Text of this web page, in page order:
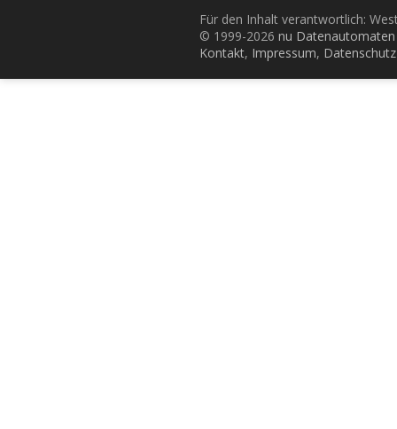
Für den Inhalt verantwortlich:
© 1999-2026 nu
Kontakt, Impressum, Datenschutz